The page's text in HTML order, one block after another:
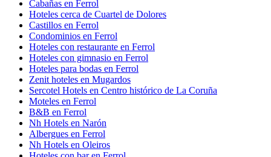
Cabañas en Ferrol
Hoteles cerca de Cuartel de Dolores
Castillos en Ferrol
Condominios en Ferrol
Hoteles con restaurante en Ferrol
Hoteles con gimnasio en Ferrol
Hoteles para bodas en Ferrol
Zenit hoteles en Mugardos
Sercotel Hotels en Centro histórico de La Coruña
Moteles en Ferrol
B&B en Ferrol
Nh Hotels en Narón
Albergues en Ferrol
Nh Hotels en Oleiros